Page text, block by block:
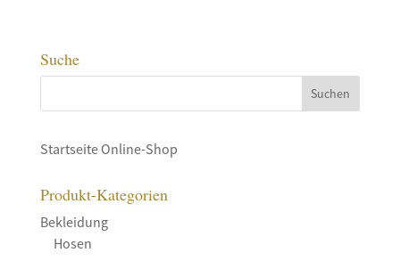
Suche
Startseite Online-Shop
Produkt-Kategorien
Bekleidung
Hosen